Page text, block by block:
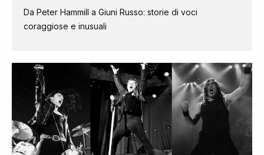
Da Peter Hammill a Giuni Russo: storie di voci
coraggiose e inusuali